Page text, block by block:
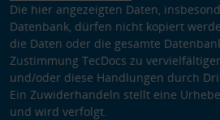
Die hier angezeigten Daten,
Datenbank, dürfen nicht kopiert
die Daten oder die gesamte
Zustimmung TecDocs zu
und/oder diese Handlungen durch
Ein Zuwiderhandeln stellt eine
und wird verfolgt.